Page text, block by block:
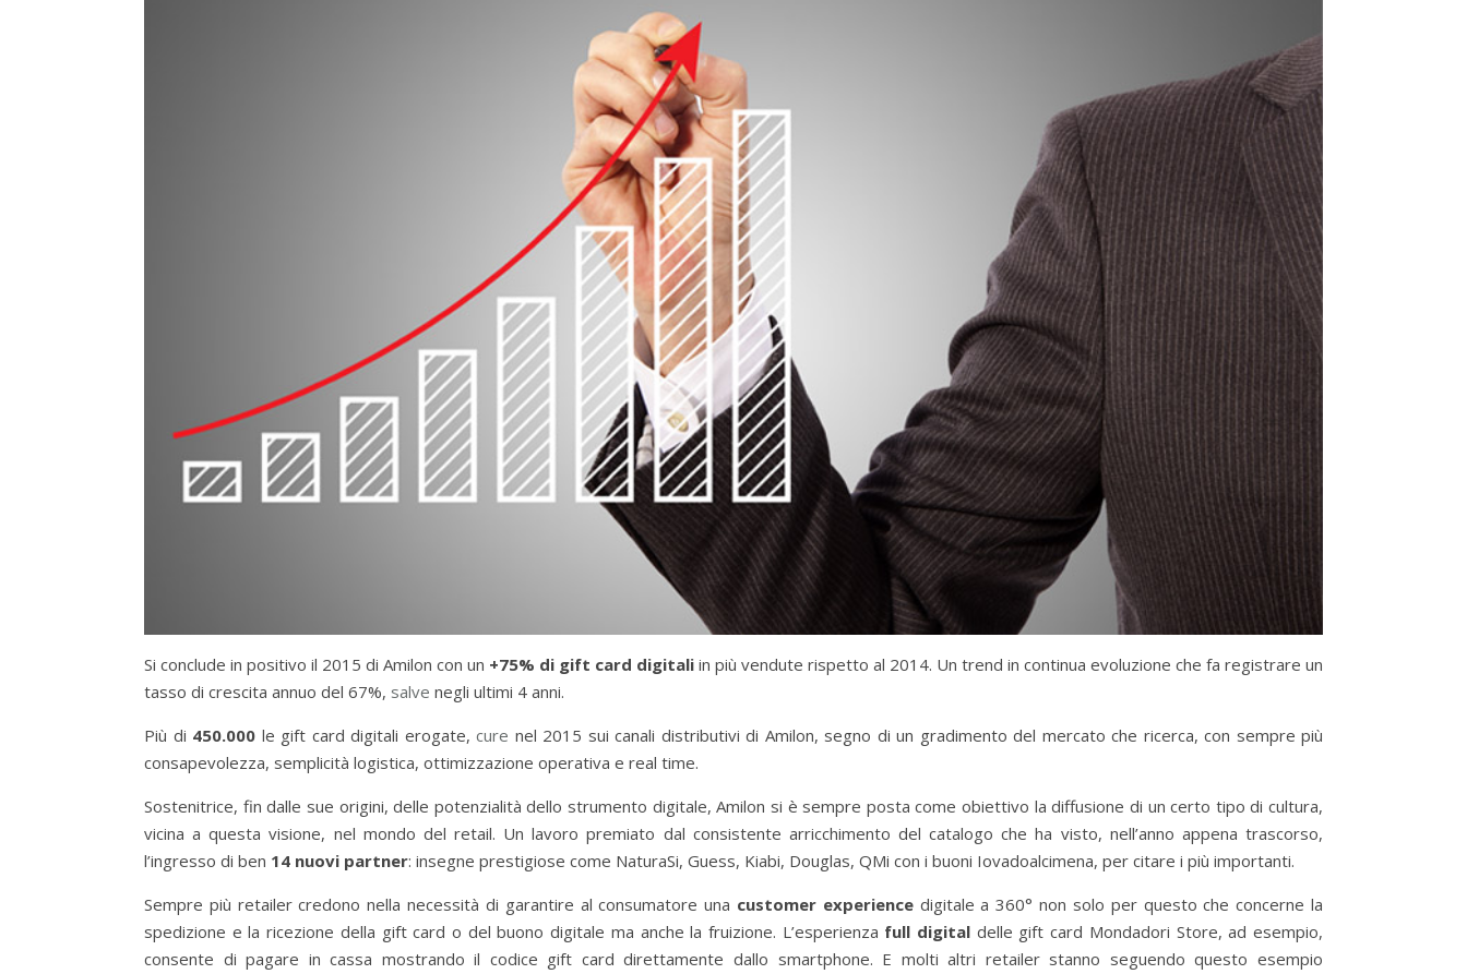
Si conclude in positivo il 2015 di Amilon con un +75% di gift card digitali in più vendute rispetto al 2014. Un trend in continua evoluzione che fa registrare un
tasso di crescita annuo del 67%, salve negli ultimi 4 anni.
Più di 450.000 le gift card digitali erogate, cure nel 2015 sui canali distributivi di Amilon, segno di un gradimento del mercato che ricerca, con sempre più
consapevolezza, semplicità logistica, ottimizzazione operativa e real time.
Sostenitrice, fin dalle sue origini, delle potenzialità dello strumento digitale, Amilon si è sempre posta come obiettivo la diffusione di un certo tipo di cultura,
vicina a questa visione, nel mondo del retail. Un lavoro premiato dal consistente arricchimento del catalogo che ha visto, nell’anno appena trascorso,
l’ingresso di ben 14 nuovi partner: insegne prestigiose come NaturaSi, Guess, Kiabi, Douglas, QMi con i buoni Iovadoalcimena, per citare i più importanti.
Sempre più retailer credono nella necessità di garantire al consumatore una customer experiencedigitale a 360° non solo per questo che concerne la
spedizione e la ricezione della gift card o del buono digitale ma anche la fruizione. L’esperienza full digital delle gift card Mondadori Store, ad esempio,
consente di pagare in cassa mostrando il codice gift card direttamente dallo smartphone. E molti altri retailer stanno seguendo questo esempio